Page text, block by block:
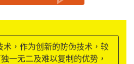
术，作为创新的防伪技术，较
一无二及难以复制的优势，